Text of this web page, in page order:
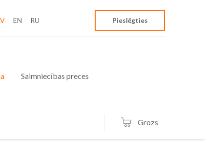
EN RU Pieslēgties
Saimniecības preces
Grozs